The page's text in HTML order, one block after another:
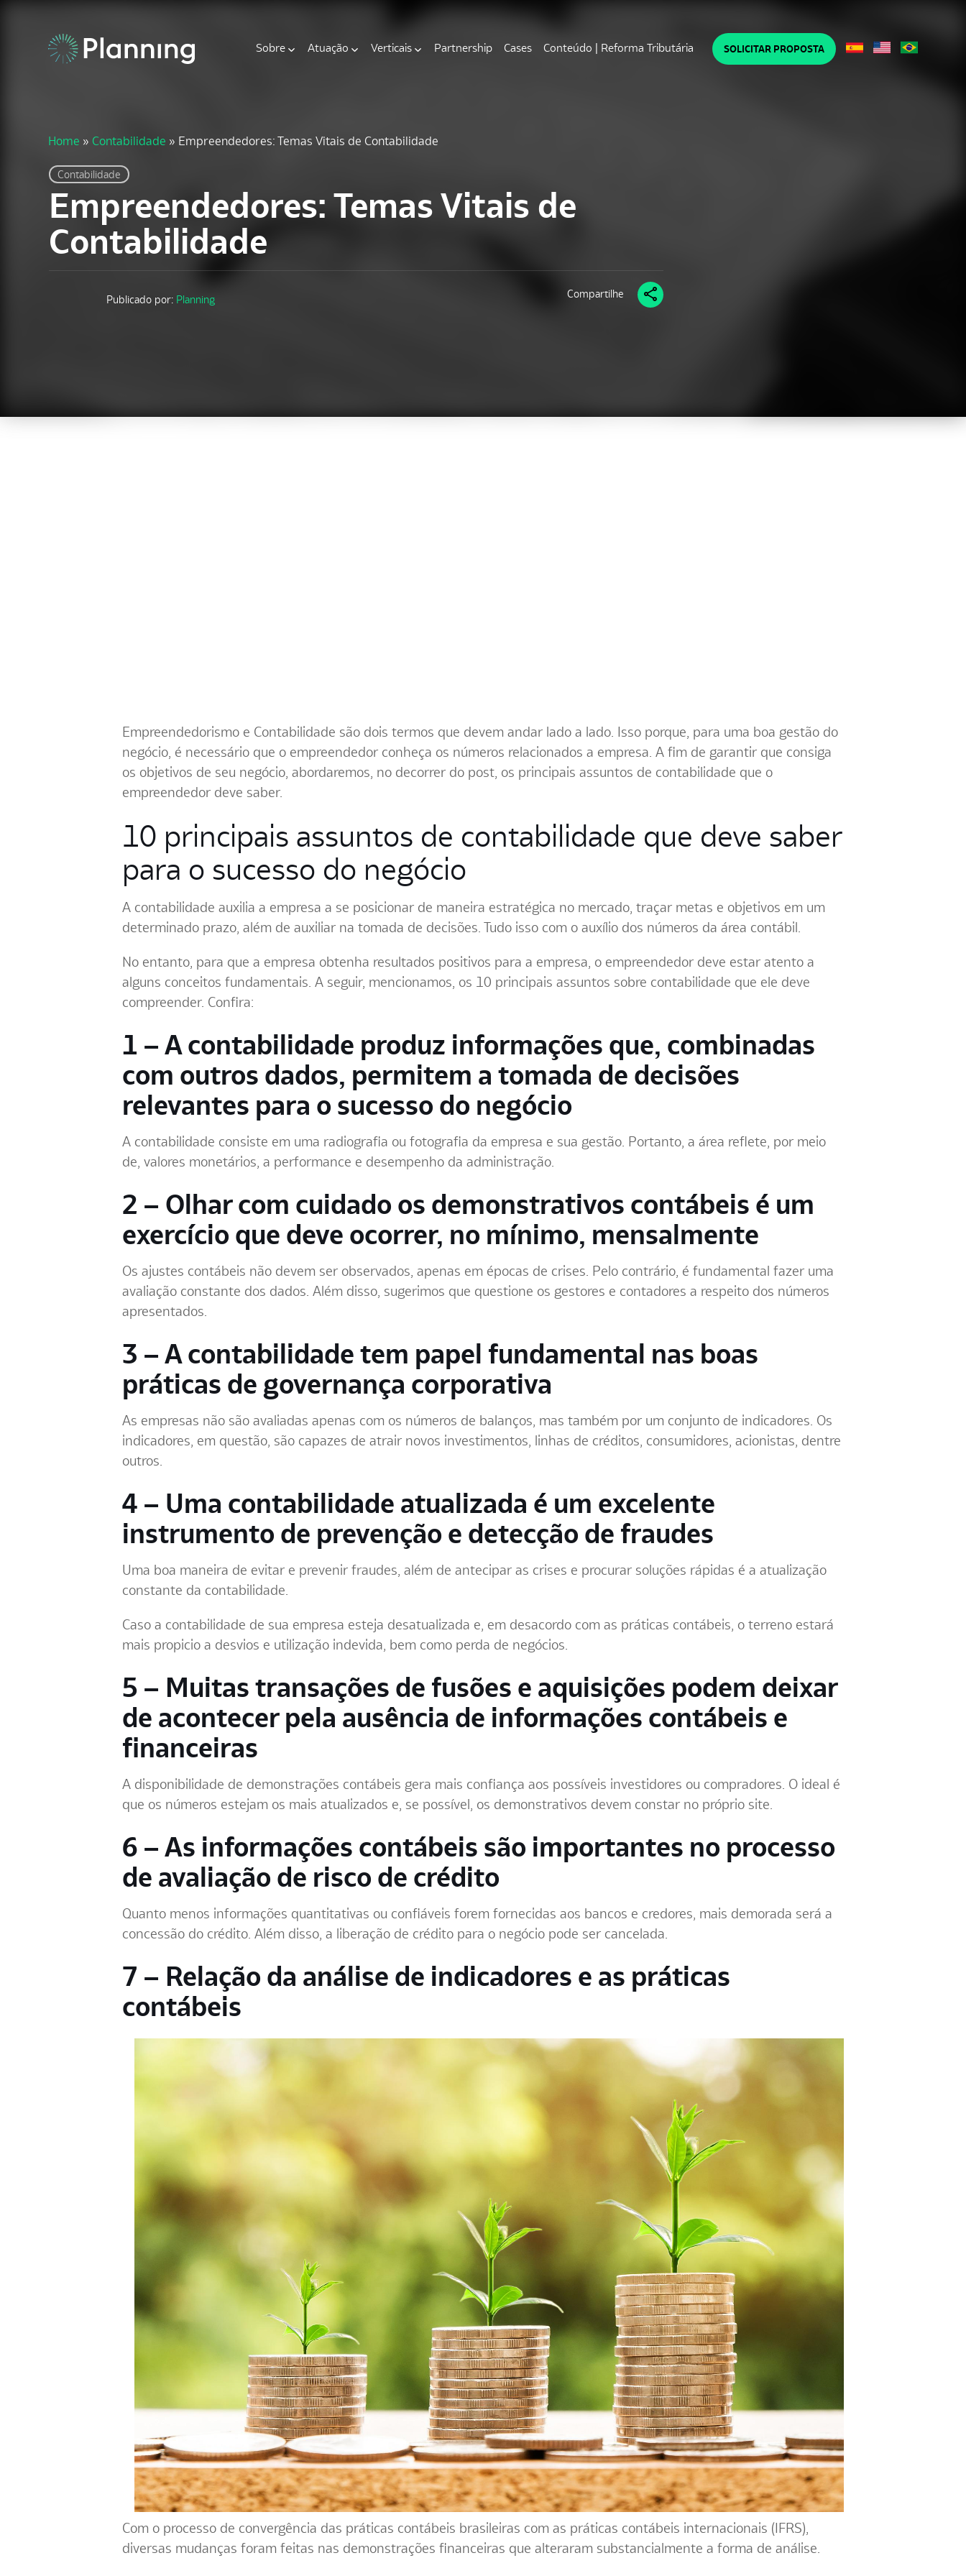
Sobre Atuação Verticais Partnership Cases Conteúdo | Reforma Tributária SOLICITAR PROPOSTA
Home » Contabilidade » Empreendedores: Temas Vitais de Contabilidade
Contabilidade
Empreendedores: Temas Vitais de
Contabilidade
Publicado por: Planning Compartilhe
Empreendedorismo e Contabilidade são dois termos que devem andar lado a lado. Isso porque, para uma boa gestão do
negócio, é necessário que o empreendedor conheça os números relacionados a empresa. A fim de garantir que consiga
os objetivos de seu negócio, abordaremos, no decorrer do post, os principais assuntos de contabilidade que o
empreendedor deve saber.
10 principais assuntos de contabilidade que deve saber
para o sucesso do negócio
A contabilidade auxilia a empresa a se posicionar de maneira estratégica no mercado, traçar metas e objetivos em um
determinado prazo, além de auxiliar na tomada de decisões. Tudo isso com o auxílio dos números da área contábil.
No entanto, para que a empresa obtenha resultados positivos para a empresa, o empreendedor deve estar atento a
alguns conceitos fundamentais. A seguir, mencionamos, os 10 principais assuntos sobre contabilidade que ele deve
compreender. Confira:
1 – A contabilidade produz informações que, combinadas
com outros dados, permitem a tomada de decisões
relevantes para o sucesso do negócio
A contabilidade consiste em uma radiografia ou fotografia da empresa e sua gestão. Portanto, a área reflete, por meio
de, valores monetários, a performance e desempenho da administração.
2 – Olhar com cuidado os demonstrativos contábeis é um
exercício que deve ocorrer, no mínimo, mensalmente
Os ajustes contábeis não devem ser observados, apenas em épocas de crises. Pelo contrário, é fundamental fazer uma
avaliação constante dos dados. Além disso, sugerimos que questione os gestores e contadores a respeito dos números
apresentados.
3 – A contabilidade tem papel fundamental nas boas
práticas de governança corporativa
As empresas não são avaliadas apenas com os números de balanços, mas também por um conjunto de indicadores. Os
indicadores, em questão, são capazes de atrair novos investimentos, linhas de créditos, consumidores, acionistas, dentre
outros.
4 – Uma contabilidade atualizada é um excelente
instrumento de prevenção e detecção de fraudes
Uma boa maneira de evitar e prevenir fraudes, além de antecipar as crises e procurar soluções rápidas é a atualização
constante da contabilidade.
Caso a contabilidade de sua empresa esteja desatualizada e, em desacordo com as práticas contábeis, o terreno estará
mais propicio a desvios e utilização indevida, bem como perda de negócios.
5 – Muitas transações de fusões e aquisições podem deixar
de acontecer pela ausência de informações contábeis e
financeiras
A disponibilidade de demonstrações contábeis gera mais confiança aos possíveis investidores ou compradores. O ideal é
que os números estejam os mais atualizados e, se possível, os demonstrativos devem constar no próprio site.
6 – As informações contábeis são importantes no processo
de avaliação de risco de crédito
Quanto menos informações quantitativas ou confiáveis forem fornecidas aos bancos e credores, mais demorada será a
concessão do crédito. Além disso, a liberação de crédito para o negócio pode ser cancelada.
7 – Relação da análise de indicadores e as práticas
contábeis
Com o processo de convergência das práticas contábeis brasileiras com as práticas contábeis internacionais (IFRS),
diversas mudanças foram feitas nas demonstrações financeiras que alteraram substancialmente a forma de análise.